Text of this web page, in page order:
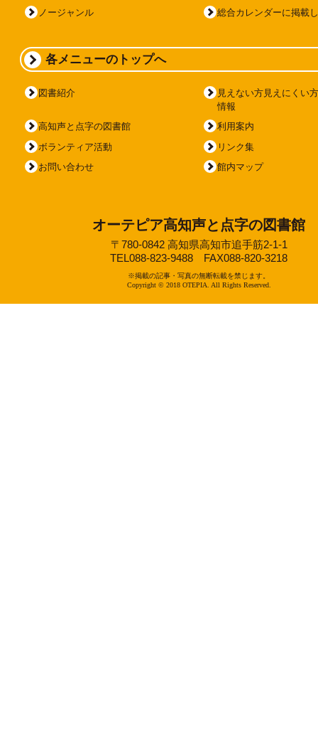
ノージャンル
総合カレンダーに掲載
各メニューのトップへ
図書紹介
見えない方見えにくい
情報
高知声と点字の図書館
利用案内
ボランティア活動
リンク集
お問い合わせ
館内マップ
オーテピア高知声と点字の図書館
〒780-0842 高知県高知市追手筋2-1-1
TEL088-823-9488 FAX088-820-3218
※掲載の記事・写真の無断転載を禁じます。
Copyright © 2018 OTEPIA. All Rights Reserved.